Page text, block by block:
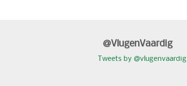
@VlugenVaardig
Tweets by @vlugenvaardig